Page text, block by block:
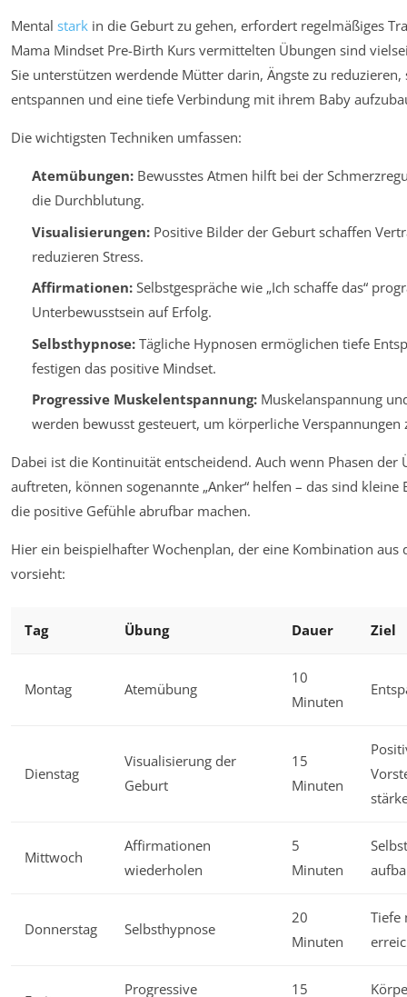
Mental stark in die Geburt zu gehen, erfordert regelmäßiges
Mama Mindset Pre-Birth Kurs vermittelten Übungen sind
Sie unterstützen werdende Mütter darin, Ängste zu reduzieren,
entspannen und eine tiefe Verbindung mit ihrem Baby
Die wichtigsten Techniken umfassen:
Atemübungen:Bewusstes Atmen hilft bei der
die Durchblutung.
Visualisierungen:Positive Bilder der Geburt schaffen
reduzieren Stress.
Affirmationen:Selbstgespräche wie „Ich schaffe das“
Unterbewusstsein auf Erfolg.
Selbsthypnose:Tägliche Hypnosen ermöglichen tiefe
festigen das positive Mindset.
Progressive Muskelentspannung:Muskelanspannung
werden bewusst gesteuert, um körperliche Verspannungen
Dabei ist die Kontinuität entscheidend. Auch wenn Phasen der
auftreten, können sogenannte „Anker“ helfen – das sind kleine
die positive Gefühle abrufbar machen.
Hier ein beispielhafter Wochenplan, der eine Kombination aus
vorsieht:
Tag Übung Dauer Ziel
Montag Atemübung
10
Minuten
Dienstag
Visualisierung der
Geburt
15
Minuten
Mittwoch
Affirmationen
wiederholen
5
Minuten
Donnerstag Selbsthypnose
20
Minuten
Tiefe
Progressive
15